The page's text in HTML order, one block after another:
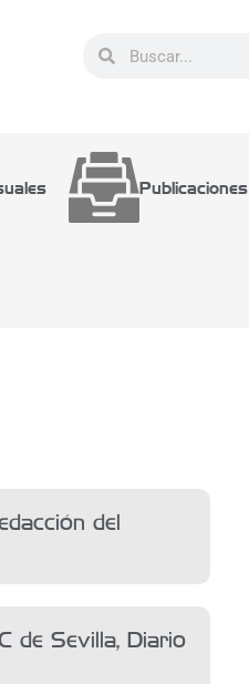
Publicaciones
del
de Sevilla, Diario